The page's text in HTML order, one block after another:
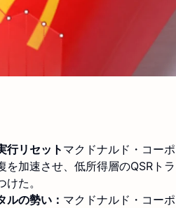
行リセット マクドナルド・コー
を加速させ、低所得層のQSRト
た。
ルの勢い： マクドナルド・コー